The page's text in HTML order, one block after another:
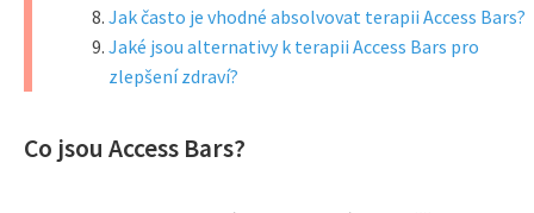
Jak často je vhodné absolvovat terapii Access Bars?
Jaké jsou alternativy k terapii Access Bars pro
zlepšení zdraví?
Co jsou Access Bars?